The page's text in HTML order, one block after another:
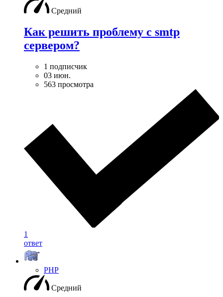
Средний
Как решить проблему с smtp
сервером?
1 подписчик
03 июн.
563 просмотра
1
ответ
PHP
Средний